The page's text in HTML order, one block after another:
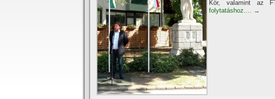
Kör, valamint az
folytatáshoz.... →